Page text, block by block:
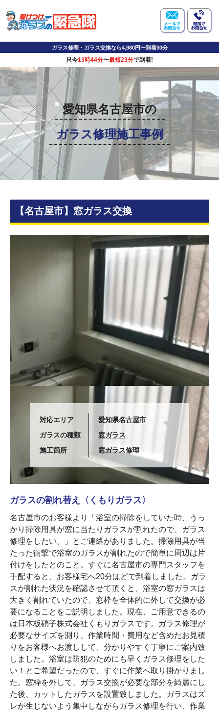
ガラス修理・ガラス交換なら4,980円〜到着30分
只今13時44分〜最短23分で到着!
愛知県名古屋市の
ガラス修理施工事例
【名古屋市】窓ガラス交換
対応エリア 愛知県名古屋市
ガラスの種類
窓ガラス
施工箇所
窓ガラス修理
ガラスの割れ替え〈くもりガラス〉
名古屋市のお客様より「浴室の掃除をしていた時、うっ
かり掃除用具が窓に当たりガラスが割れたので、ガラス
修理をしたい。」とご連絡がありました。掃除用具が当
たった衝撃で浴室のガラスが割れたので簡単に周辺は片
付けをしたとのこと。すぐに名古屋市の専門スタッフを
手配すると、お客様宅へ20分ほどで到着しました。ガラ
スが割れた状況を確認させて頂くと、浴室の窓ガラスは
大きく割れていたので、窓枠を全体的に外して交換が必
要になることをご説明しました。現在、ご用意できるの
は日本板硝子株式会社くもりガラスです。ガラス修理が
必要なサイズを測り、作業時間・費用など含めたお見積
りをお客様へお渡しして、分かりやすく丁寧にご案内致
しました。浴室は防犯のためにも早くガラス修理をした
い！とご希望だったので、すぐに作業へ取り掛かりまし
た。窓枠を外して、ガラス交換が必要な部分を綺麗にし
た後、カットしたガラスを設置致しました。ガラスはズ
レが生じないよう集中しながらガラス修理を行い、作業